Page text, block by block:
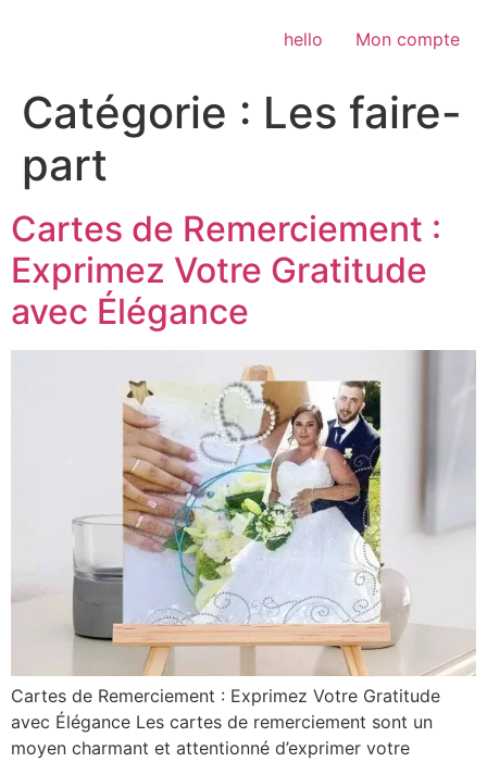
hello Mon compte
Catégorie : Les faire-
part
Cartes de Remerciement :
Exprimez Votre Gratitude
avec Élégance
Cartes de Remerciement : Exprimez Votre Gratitude
avec Élégance Les cartes de remerciement sont un
moyen charmant et attentionné d’exprimer votre